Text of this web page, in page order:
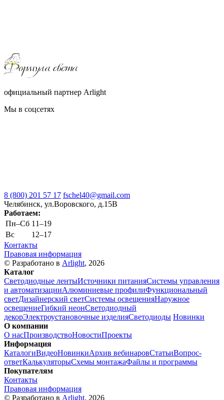
официальный партнер Arlight
Мы в соцсетях
8 (800) 201 57 17 fschel40@gmail.com
Челябинск, ул.Воровского, д.15В
Работаем:
Пн–Cб 11–19
Вс
12–17
Контакты
Правовая информация
© Разработано в Arlight, 2026
Каталог
Светодиодные лентыИсточники питанияСистемы управления
и автоматизацииАлюминиевые профилиФункциональный
светДизайнерский светСистемы освещенияНаружное
освещениеГибкий неонСветодиодный
декорЭлектроустановочные изделияСветодиоды Новинки
О компании
О насПроизводствоНовостиПроекты
Информация
КаталогиВидеоНовинкиАрхив вебинаровСтатьиВопрос-
ответКалькуляторыСхемы монтажаФайлы и программы
Покупателям
Контакты
Правовая информация
© Разработано в Arlight, 2026